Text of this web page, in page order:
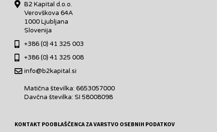
B2 Kapital d.o.o.
Verovškova 64A
1000 Ljubljana
Slovenija
+386 (0) 41 325 003
+386 (0) 41 325 008
info@b2kapital.si
Matična številka: 6653057000
Davčna številka: SI 58008098
KONTAKT POOBLAŠČENCA ZA VARSTVO OSEBNIH PODATKOV